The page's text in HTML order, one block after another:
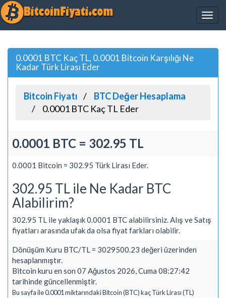
0.0001 BTC Kaç TL, 0.0001 Bitcoin Karşılığı Ne
Kadar Türk Lirası Eder
Bitcoin Fiyatı
BTC Değer Hesaplama
0.0001 BTC Kaç TL Eder
0.0001 BTC = 302.95 TL
0.0001 Bitcoin = 302.95 Türk Lirası Eder.
302.95 TL ile Ne Kadar BTC
Alabilirim?
302.95 TL ile yaklaşık 0.0001 BTC alabilirsiniz. Alış ve Satış
fiyatları arasında ufak da olsa fiyat farkları olabilir.
Dönüşüm Kuru BTC/TL = 3029500.23 değeri üzerinden
hesaplanmıştır.
Bitcoin kuru en son 07 Ağustos 2026, Cuma 08:27:42
tarihinde güncellenmiştir.
Bu sayfa ile 0.0001 miktarındaki Bitcoin (BTC) kaç Türk Lirası (TL)